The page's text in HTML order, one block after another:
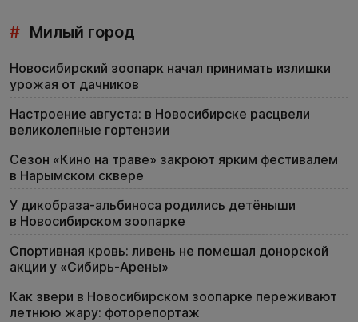
# Милый город
Новосибирский зоопарк начал принимать излишки
урожая от дачников
Настроение августа: в Новосибирске расцвели
великолепные гортензии
Сезон «Кино на траве» закроют ярким фестивалем
в Нарымском сквере
У дикобраза-альбиноса родились детёныши
в Новосибирском зоопарке
Спортивная кровь: ливень не помешал донорской
акции у «Сибирь-Арены»
Как звери в Новосибирском зоопарке переживают
летнюю жару: фоторепортаж